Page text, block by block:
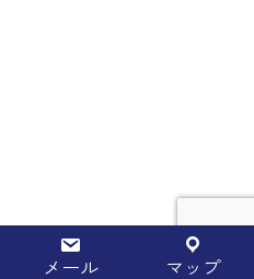
メール マップ